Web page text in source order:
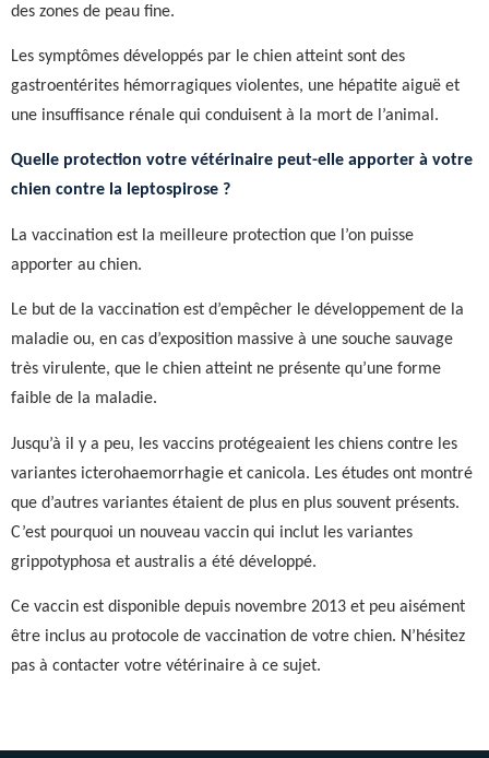
des zones de peau fine.
Les symptômes développés par le chien atteint sont des
gastroentérites hémorragiques violentes, une hépatite aiguë et
une insuffisance rénale qui conduisent à la mort de l’animal.
Quelle protection votre vétérinaire peut-elle apporter à votre
chien contre la leptospirose ?
La vaccination est la meilleure protection que l’on puisse
apporter au chien.
Le but de la vaccination est d’empêcher le développement de la
maladie ou, en cas d’exposition massive à une souche sauvage
très virulente, que le chien atteint ne présente qu’une forme
faible de la maladie.
Jusqu’à il y a peu, les vaccins protégeaient les chiens contre les
variantes icterohaemorrhagie et canicola. Les études ont montré
que d’autres variantes étaient de plus en plus souvent présents.
C’est pourquoi un nouveau vaccin qui inclut les variantes
grippotyphosa et australis a été développé.
Ce vaccin est disponible depuis novembre 2013 et peu aisément
être inclus au protocole de vaccination de votre chien. N’hésitez
pas à contacter votre vétérinaire à ce sujet.